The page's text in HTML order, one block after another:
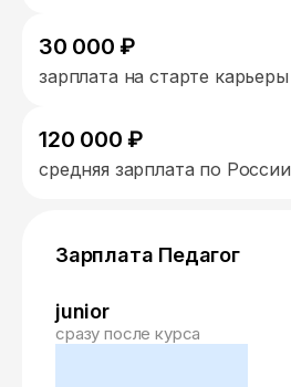
30 000 ₽
зарплата на старте карьеры
120 000 ₽
средняя зарплата по России
Зарплата Педагог
junior
сразу после курса